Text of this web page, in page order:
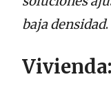
baja densidad.